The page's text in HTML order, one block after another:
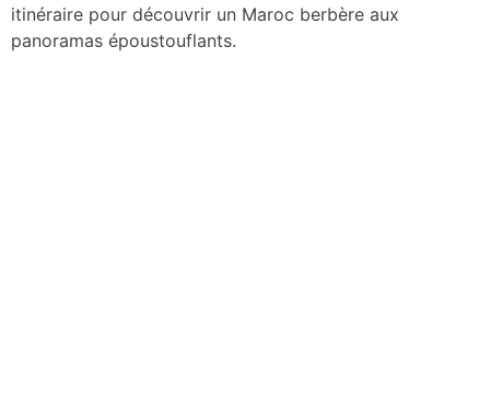
itinéraire pour découvrir un Maroc berbère aux
panoramas époustouflants.